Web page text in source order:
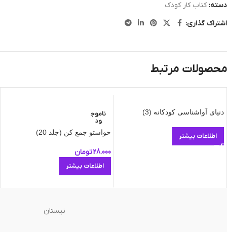
دسته: کتاب کار کودک
اشتراک گذاری:
محصولات مرتبط
دنیای آواشناسی کودکانه (3)
اطلاعات بیشتر
ناموج
ود
حواستو جمع کن (جلد 20)
28.000تومان
اطلاعات بیشتر
نیستان